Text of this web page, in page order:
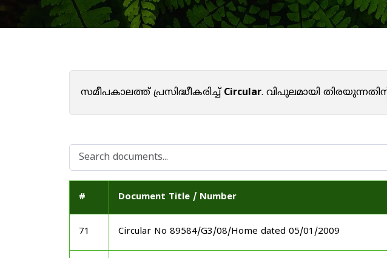
സമീപകാലത്ത് പ്രസിദ്ധീകരിച്ച്Circular. വിപുലമായി
# Document Title / Number
71 Circular No 89584/G3/08/Home dated 05/01/2009